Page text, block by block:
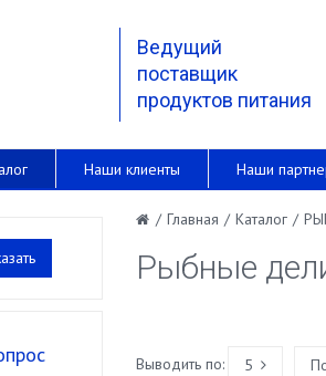
Ведущий
поставщик
продуктов питания
Наши клиенты Наши
/ Главная / Каталог /
Рыбные
Выводить по: 5